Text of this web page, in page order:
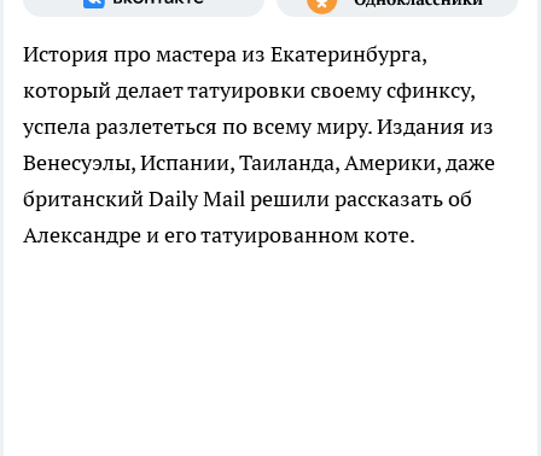
История про мастера из Екатеринбурга,
который делает татуировки своему сфинксу,
успела разлететься по всему миру. Издания из
Венесуэлы, Испании, Таиланда, Америки, даже
британский Daily Mail решили рассказать об
Александре и его татуированном коте.